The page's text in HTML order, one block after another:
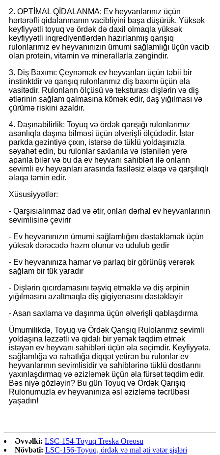
2. OPTİMAL QİDALANMA: Ev heyvanlarınız üçün
hərtərəfli qidalanmanın vacibliyini başa düşürük. Yüksək
keyfiyyətli toyuq və ördək də daxil olmaqla yüksək
keyfiyyətli inqrediyentlərdən hazırlanmış qarışıq
rulonlarımız ev heyvanınızın ümumi sağlamlığı üçün vacib
olan protein, vitamin və minerallarla zəngindir.
3. Diş Baxımı: Çeynəmək ev heyvanları üçün təbii bir
instinktdir və qarışıq rulonlarımız diş baxımı üçün əla
vasitədir. Rulonların ölçüsü və teksturası dişlərin və diş
ətlərinin sağlam qalmasına kömək edir, daş yığılması və
çürümə riskini azaldır.
4. Daşınabilirlik: Toyuq və ördək qarışığı rulonlarımız
asanlıqla daşına bilməsi üçün əlverişli ölçüdədir. İstər
parkda gəzintiyə çıxın, istərsə də tüklü yoldaşınızla
səyahət edin, bu rulonlar saxlanıla və istənilən yerə
aparıla bilər və bu da ev heyvanı sahibləri ilə onların
sevimli ev heyvanları arasında fasiləsiz əlaqə və qarşılıqlı
əlaqə təmin edir.
Xüsusiyyətlər:
- Qarşısıalınmaz dad və ətir, onları dərhal ev heyvanlarının
sevimlisinə çevirir
- Ev heyvanınızın ümumi sağlamlığını dəstəkləmək üçün
yüksək dərəcədə həzm olunur və udulub gedir
- Ev heyvanınıza hamar və parlaq bir görünüş verərək
sağlam bir tük yaradır
- Dişlərin qıcırdamasını təşviq etməklə və diş ərpinin
yığılmasını azaltmaqla diş gigiyenasını dəstəkləyir
- Asan saxlama və daşınma üçün əlverişli qablaşdırma
Ümumilikdə, Toyuq və Ördək Qarışıq Rulolarımız sevimli
yoldaşına ləzzətli və qidalı bir yemək təqdim etmək
istəyən ev heyvanı sahibləri üçün əla seçimdir. Keyfiyyətə,
sağlamlığa və rahatlığa diqqət yetirən bu rulonlar ev
heyvanlarının sevimlisidir və sahiblərinə tüklü dostlarını
yaxınlaşdırmaq və əzizləmək üçün əla fürsət təqdim edir.
Bəs niyə gözləyin? Bu gün Toyuq və Ördək Qarışıq
Rulonumuzla ev heyvanınıza əsl əzizləmə təcrübəsi
yaşadın!
Əvvəlki: LSC-154-Toyuq Treska Oreosu
Növbəti: LSC-156-Toyuq, ördək və mal əti vətər şişləri